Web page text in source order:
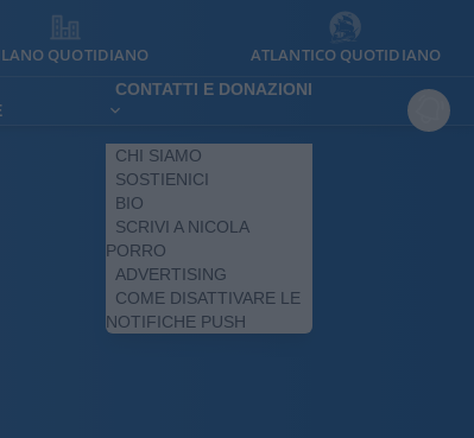
QUOTIDIANO ATLANTICO QUOTIDIANO
CONTATTI E DONAZIONI
CHI SIAMO
SOSTIENICI
BIO
SCRIVI A NICOLA
PORRO
ADVERTISING
COME DISATTIVARE LE
NOTIFICHE PUSH